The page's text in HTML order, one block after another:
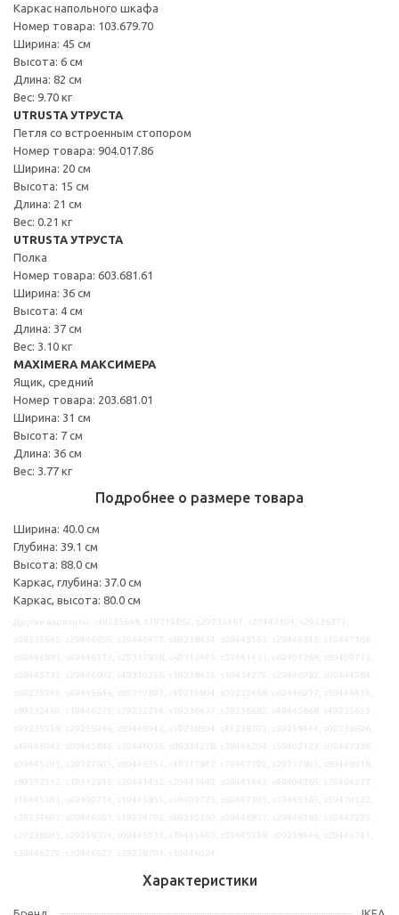
Каркас напольного шкафа
Номер товара: 103.679.70
Ширина: 45 см
Высота: 6 см
Длина: 82 см
Вес: 9.70 кг
UTRUSTA УТРУСТА
Петля со встроенным стопором
Номер товара: 904.017.86
Ширина: 20 см
Высота: 15 см
Длина: 21 см
Вес: 0.21 кг
UTRUSTA УТРУСТА
Полка
Номер товара: 603.681.61
Ширина: 36 см
Высота: 4 см
Длина: 37 см
Вес: 3.10 кг
MAXIMERA МАКСИМЕРА
Ящик, средний
Номер товара: 203.681.01
Ширина: 31 см
Высота: 7 см
Длина: 36 см
Вес: 3.77 кг
Подробнее о размере товара
Ширина: 40.0 см
Глубина: 39.1 см
Высота: 88.0 см
Каркас, глубина: 37.0 см
Каркас, высота: 80.0 см
Характеристики